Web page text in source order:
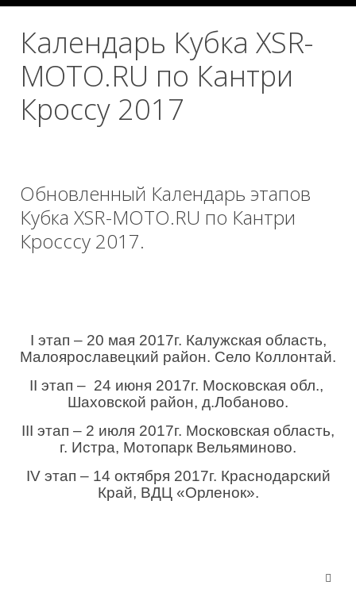
Календарь Кубка XSR-
MOTO.RU по Кантри
Кроссу 2017
Обновленный Календарь этапов
Кубка XSR-MOTO.RU по Кантри
Кросссу 2017.
I этап – 20 мая 2017г. Калужская область,
Малоярославецкий район. Село Коллонтай.
II этап – 24 июня 2017г. Московская обл.,
Шаховской район, д.Лобаново.
III этап – 2 июля 2017г. Московская область,
г. Истра, Мотопарк Вельяминово.
IV этап – 14 октября 2017г. Краснодарский
Край, ВДЦ «Орленок».